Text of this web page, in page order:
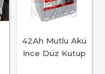
42Ah Mutlu Akü
Ince Düz Kutup